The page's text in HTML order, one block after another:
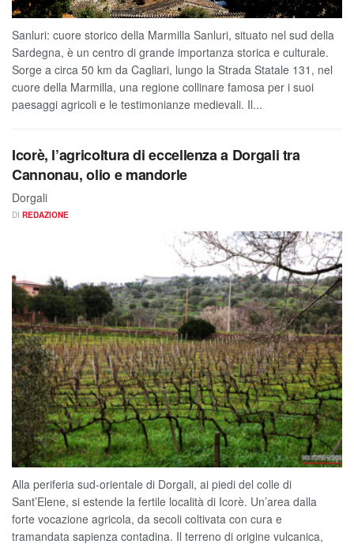
Sanluri: cuore storico della Marmilla Sanluri, situato nel sud della
Sardegna, è un centro di grande importanza storica e culturale.
Sorge a circa 50 km da Cagliari, lungo la Strada Statale 131, nel
cuore della Marmilla, una regione collinare famosa per i suoi
paesaggi agricoli e le testimonianze medievali. Il...
Icorè, l’agricoltura di eccellenza a Dorgali tra
Cannonau, olio e mandorle
Dorgali
DI REDAZIONE
Alla periferia sud-orientale di Dorgali, ai piedi del colle di
Sant’Elene, si estende la fertile località di Icorè. Un’area dalla
forte vocazione agricola, da secoli coltivata con cura e
tramandata sapienza contadina. Il terreno di origine vulcanica,